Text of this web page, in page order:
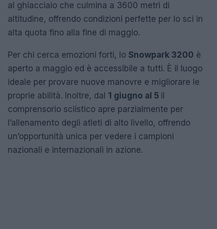
al ghiacciaio che culmina a 3600 metri di
altitudine, offrendo condizioni perfette per lo sci in
alta quota fino alla fine di maggio.
Per chi cerca emozioni forti, lo Snowpark 3200 è
aperto a maggio ed è accessibile a tutti. È il luogo
ideale per provare nuove manovre e migliorare le
proprie abilità. Inoltre, dal 1 giugno al 5 il
comprensorio sciistico apre parzialmente per
l’allenamento degli atleti di alto livello, offrendo
un’opportunità unica per vedere i campioni
nazionali e internazionali in azione.